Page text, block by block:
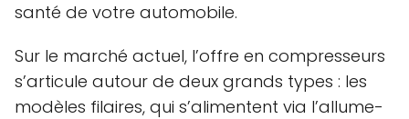
santé de votre automobile.
Sur le marché actuel, l’offre en compresseurs
s’articule autour de deux grands types : les
modèles filaires, qui s’alimentent via l’allume-